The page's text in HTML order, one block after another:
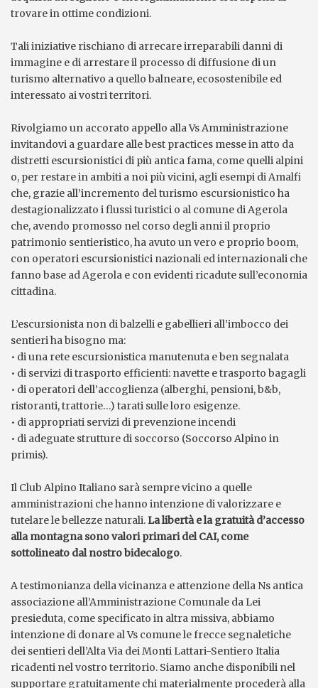
trovare in ottime condizioni.
Tali iniziative rischiano di arrecare irreparabili danni di
immagine e di arrestare il processo di diffusione di un
turismo alternativo a quello balneare, ecosostenibile ed
interessato ai vostri territori.
Rivolgiamo un accorato appello alla Vs Amministrazione
invitandovi a guardare alle best practices messe in atto da
distretti escursionistici di più antica fama, come quelli alpini
o, per restare in ambiti a noi più vicini, agli esempi di Amalfi
che, grazie all’incremento del turismo escursionistico ha
destagionalizzato i flussi turistici o al comune di Agerola
che, avendo promosso nel corso degli anni il proprio
patrimonio sentieristico, ha avuto un vero e proprio boom,
con operatori escursionistici nazionali ed internazionali che
fanno base ad Agerola e con evidenti ricadute sull’economia
cittadina.
L’escursionista non di balzelli e gabellieri all’imbocco dei
sentieri ha bisogno ma:
• di una rete escursionistica manutenuta e ben segnalata
• di servizi di trasporto efficienti: navette e trasporto bagagli
• di operatori dell’accoglienza (alberghi, pensioni, b&b,
ristoranti, trattorie…) tarati sulle loro esigenze.
• di appropriati servizi di prevenzione incendi
• di adeguate strutture di soccorso (Soccorso Alpino in
primis).
Il Club Alpino Italiano sarà sempre vicino a quelle
amministrazioni che hanno intenzione di valorizzare e
tutelare le bellezze naturali. La libertà e la gratuità d’accesso
alla montagna sono valori primari del CAI, come
sottolineato dal nostro bidecalogo.
A testimonianza della vicinanza e attenzione della Ns antica
associazione all’Amministrazione Comunale da Lei
presieduta, come specificato in altra missiva, abbiamo
intenzione di donare al Vs comune le frecce segnaletiche
dei sentieri dell’Alta Via dei Monti Lattari-Sentiero Italia
ricadenti nel vostro territorio. Siamo anche disponibili nel
supportare gratuitamente chi materialmente procederà alla